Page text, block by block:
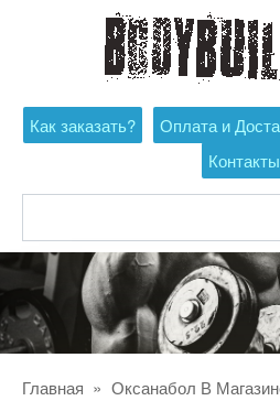
Как заказать? Оплата и
Контакты
Главная » Оксанабол В